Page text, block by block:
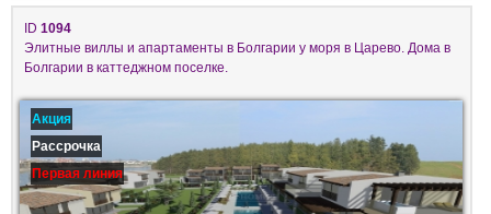
ID 1094
Элитные виллы и апартаменты в Болгарии у моря в Царево. Дома в
Болгарии в каттеджном поселке.
Акция
Рассрочка
Первая линия